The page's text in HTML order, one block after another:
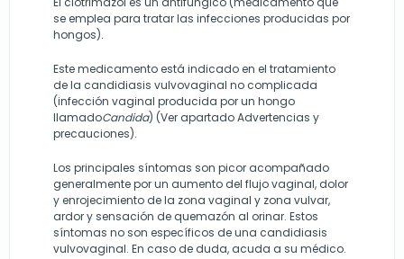
se emplea para tratar las infecciones producidas por
hongos).
Este medicamento está indicado en el tratamiento
de la candidiasis vulvovaginal no complicada
(infección vaginal producida por un hongo
llamadoCandida) (Ver apartado Advertencias y
precauciones).
Los principales síntomas son picor acompañado
generalmente por un aumento del flujo vaginal, dolor
y enrojecimiento de la zona vaginal y zona vulvar,
ardor y sensación de quemazón al orinar. Estos
síntomas no son específicos de una candidiasis
vulvovaginal. En caso de duda, acuda a su médico.